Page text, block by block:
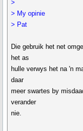
>
> My opinie
> Pat
Die gebruik het net
het as
hulle verwys het na 'n
daar
meer swartes by
verander
nie.